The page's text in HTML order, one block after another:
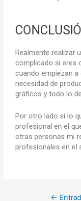
Realmente realizar
complicado si eres
cuando empiezan
necesidad de
gráficos y todo lo
Por otro lado si lo
profesional en el
otras personas mi
profesionales en el
←